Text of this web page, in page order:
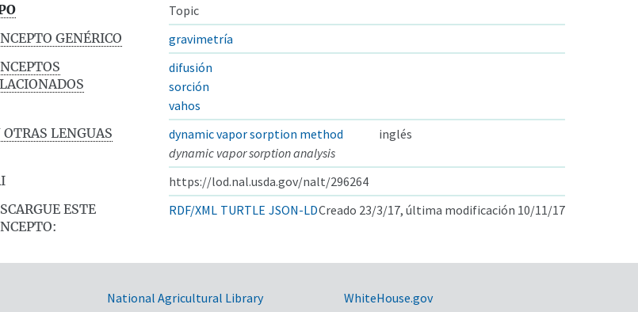
Topic
GENÉRICO
gravimetría
difusión
sorción
vahos
OTRAS LENGUAS
dynamic vapor sorption method
inglés
dynamic vapor sorption analysis
https://lod.nal.usda.gov/nalt/296264
ESTE
RDF/XML TURTLE JSON-LDCreado 23/3/17, última modificación 10/11/17
National Agricultural Library WhiteHouse.gov